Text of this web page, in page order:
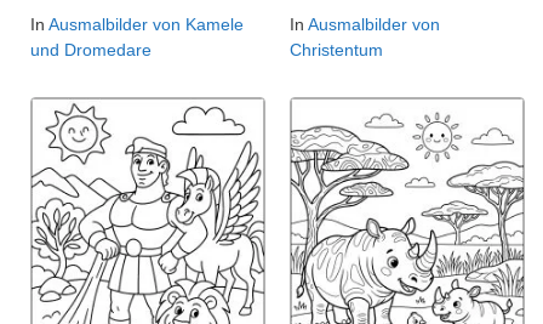
In Ausmalbilder von Kamele
und Dromedare
In Ausmalbilder von
Christentum